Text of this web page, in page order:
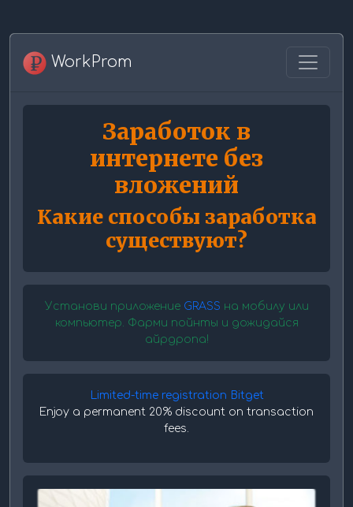
WorkProm
Заработок в
интернете без
вложений
Какие способы заработка
существуют?
Установи приложение GRASS на мобилу или
компьютер. Фарми пойнты и дожидайся
айрдропа!
Limited-time registration Bitget
Enjoy a permanent 20% discount on transaction
fees.